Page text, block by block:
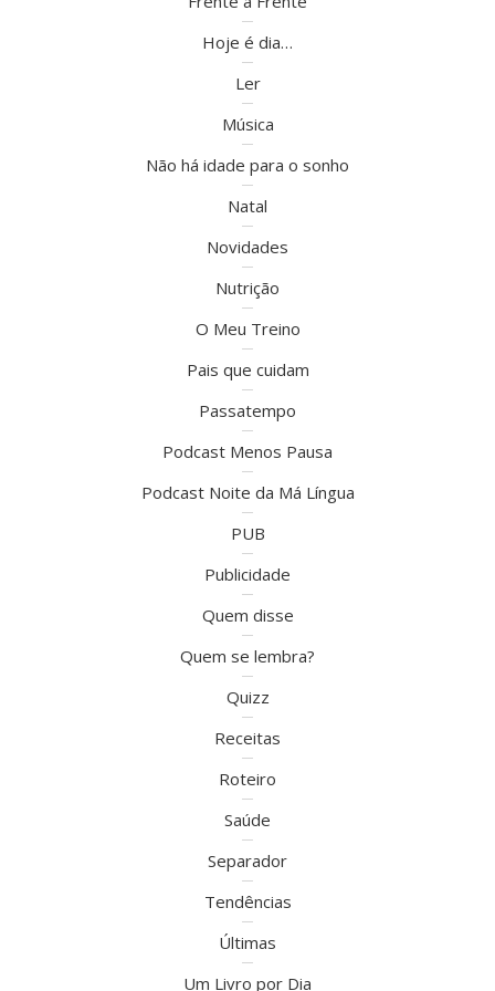
Hoje é dia…
Ler
Música
Não há idade para o sonho
Natal
Novidades
Nutrição
O Meu Treino
Pais que cuidam
Passatempo
Podcast Menos Pausa
Podcast Noite da Má Língua
PUB
Publicidade
Quem disse
Quem se lembra?
Quizz
Receitas
Roteiro
Saúde
Separador
Tendências
Últimas
Um Livro por Dia